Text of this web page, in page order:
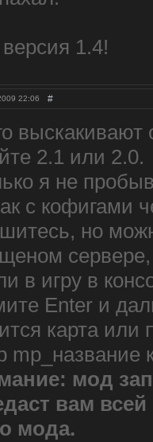
1.4!
22:06 #
2.1 или 2.0.
я не
с кофигами
но
сервере,
в игру в
Enter и
карта или
mp_название
мод
вам
мода.